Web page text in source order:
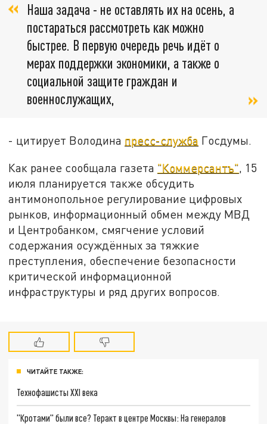
Наша задача - не оставлять их на осень, а
постараться рассмотреть как можно
быстрее. В первую очередь речь идёт о
мерах поддержки экономики, а также о
социальной защите граждан и
военнослужащих,
- цитирует Володина пресс-служба Госдумы.
Как ранее сообщала газета "Коммерсантъ", 15
июля планируется также обсудить
антимонопольное регулирование цифровых
рынков, информационный обмен между МВД
и Центробанком, смягчение условий
содержания осуждённых за тяжкие
преступления, обеспечение безопасности
критической информационной
инфраструктуры и ряд других вопросов.
ЧИТАЙТЕ ТАКЖЕ:
Технофашисты XXI века
"Кротами" были все? Теракт в центре Москвы: На генералов